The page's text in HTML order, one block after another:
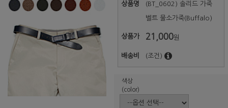
상품명 (BT_0602) 솔리드 가죽
벨트 물소가죽(Buffalo)
상품가 21,000원
배송비 (조건)
색상
(color)